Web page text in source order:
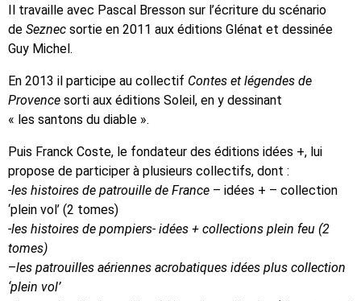
Il travaille avec Pascal Bresson sur l’écriture du scénario
de Seznec sortie en 2011 aux éditions Glénat et dessinée
Guy Michel.
En 2013 il participe au collectif Contes et légendes de
Provence sorti aux éditions Soleil, en y dessinant
« les santons du diable ».
Puis Franck Coste, le fondateur des éditions idées +, lui
propose de participer à plusieurs collectifs, dont :
-les histoires de patrouille de France – idées + – collection
‘plein vol’ (2 tomes)
-les histoires de pompiers- idées + collections plein feu (2
tomes)
–les patrouilles aériennes acrobatiques idées plus collection
‘plein vol’